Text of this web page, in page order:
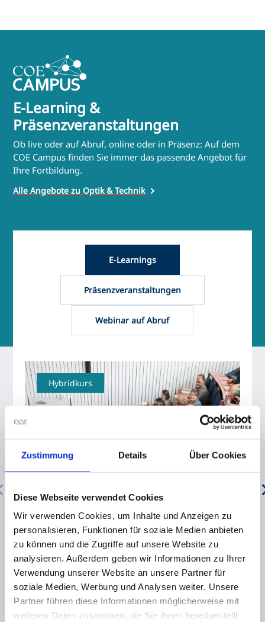
Zustimmung Details Über Cookies
Diese Webseite verwendet Cookies
Wir verwenden Cookies, um Inhalte und Anzeigen zu
personalisieren, Funktionen für soziale Medien anbieten
zu können und die Zugriffe auf unsere Website zu
analysieren. Außerdem geben wir Informationen zu Ihrer
Verwendung unserer Website an unsere Partner für
soziale Medien, Werbung und Analysen weiter. Unsere
Partner führen diese Informationen möglicherweise mit
weiteren Daten zusammen, die Sie ihnen bereitgestellt
E-Learning &
Präsenzveranstaltungen
Ob live oder auf Abruf, online oder in Präsenz: Auf dem
COE Campus finden Sie immer das passende Angebot für
Ihre Fortbildung.
Alle Angebote zu Optik & Technik
E-Learnings
Präsenzveranstaltungen
Webinar auf Abruf
Hybridkurs
10.08.2026 - 26.02.2027, Ganztägig
Meisterkurs Teile I+II Online/Lübeck
Dozententeam der Akademie für Hörakustik
8515,00€ Mehr Infos
11.08 - 23.09.2026, Ganztägig
2040,00€ Mehr Infos
0,00€ Mehr Infos